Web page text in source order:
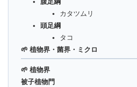
カタツムリ
頭足綱
タコ
🌱 植物界・菌界・ミクロ
🌱 植物界
被子植物門